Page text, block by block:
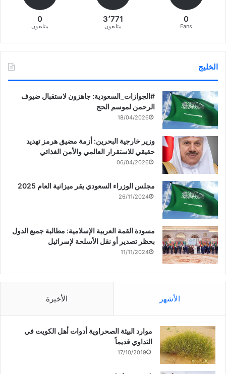
0
Fans
3٬771
متابعون
0
متابعون
الخليج
‏‎#الجوازات_السعودية: جاهزون لاستقبال ضيوف
الرحمن لموسم الحج
18/04/2026
وزير خارجية البحرين: أزمة مضيق هرمز تهديد
حقيقي للاستقرار العالمي والأمن الغذائي
06/04/2026
مجلس الوزراء السعودي يقر ميزانية العام 2025
26/11/2024
مسودة القمة العربية الإسلامية: مطالبة جميع الدول
بحظر تصدير أو نقل الأسلحة لإسرائيل
11/11/2024
الأشهر الأخيرة
موارد البيئة الصحراوية أدوات أهل الكويت في
التداوي قديماً
17/10/2019